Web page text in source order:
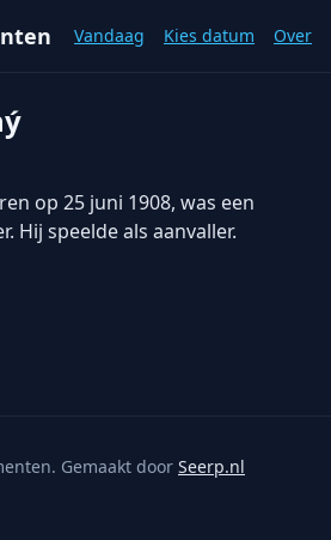
Vandaag Kies datum Over
op 25 juni 1908, was een
Hij speelde als aanvaller.
Gemaakt door Seerp.nl